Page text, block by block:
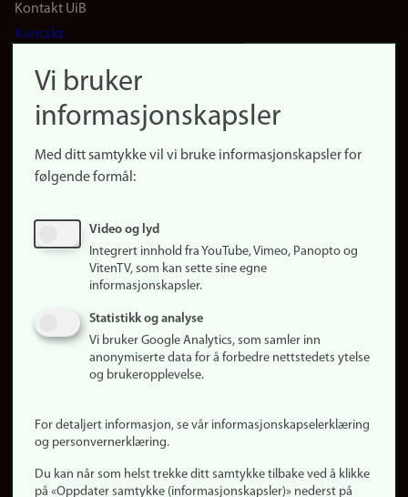
Footer
navigation
(no)
Kontakt UiB
Kontakt
Finn forsker
Presse
Finn studier
Ledige stillinger
Om nettstedet
Informasjonskapsler
Personvern
Vi bruker
informasjonskapsler
Med ditt samtykke vil vi bruke informasjonskapsler for
følgende formål:
Video og lyd
Integrert innhold fra YouTube, Vimeo, Panopto og
VitenTV, som kan sette sine egne
informasjonskapsler.
Statistikk og analyse
Vi bruker Google Analytics, som samler inn
anonymiserte data for å forbedre nettstedets ytelse
og brukeropplevelse.
For detaljert informasjon, se vår informasjonskapselerklæring
og personvernerklæring.
Du kan når som helst trekke ditt samtykke tilbake ved å klikke
på «Oppdater samtykke (informasjonskapsler)» nederst på